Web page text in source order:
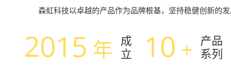
森虹科技以卓越的产品作为品牌根基，坚持稳健创新的发
2015 年 成
立
10 + 产品
系列